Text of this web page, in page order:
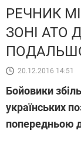
РЕЧНИК
ЗОНІ АТО
20.12.2016 14:51
Бойовики
українських
попередньою